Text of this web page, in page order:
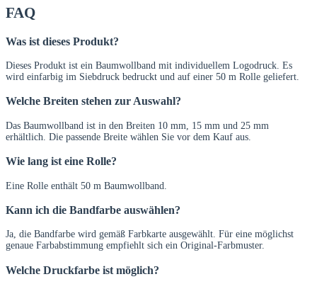
FAQ
Was ist dieses Produkt?
Dieses Produkt ist ein Baumwollband mit individuellem Logodruck. Es
wird einfarbig im Siebdruck bedruckt und auf einer 50 m Rolle geliefert.
Welche Breiten stehen zur Auswahl?
Das Baumwollband ist in den Breiten 10 mm, 15 mm und 25 mm
erhältlich. Die passende Breite wählen Sie vor dem Kauf aus.
Wie lang ist eine Rolle?
Eine Rolle enthält 50 m Baumwollband.
Kann ich die Bandfarbe auswählen?
Ja, die Bandfarbe wird gemäß Farbkarte ausgewählt. Für eine möglichst
genaue Farbabstimmung empfiehlt sich ein Original-Farbmuster.
Welche Druckfarbe ist möglich?